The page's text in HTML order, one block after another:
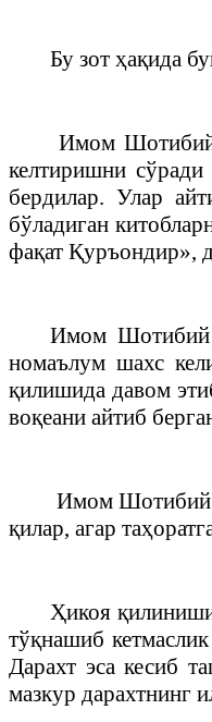
Бу зот ҳақида
Имом
келтиришни
бердилар. Улар
бўладиган
фақат Қуръондир»,
Имом Шотибий
номаълум шахс
қилишида давом
воқеани айтиб
Имом Шотибий
қилар, агар
Ҳикоя
тўқнашиб
Дарахт эса кесиб
мазкур дарахтнинг